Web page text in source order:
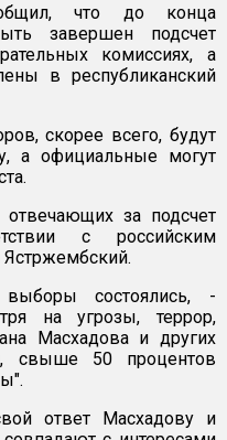
что до конца
завершен подсчет
комиссиях, а
в республиканский
скорее всего, будут
а официальные могут
за подсчет
с российским
Ястржембский.
состоялись, -
на угрозы, террор,
Масхадова и других
свыше 50 процентов
ответ Масхадову и